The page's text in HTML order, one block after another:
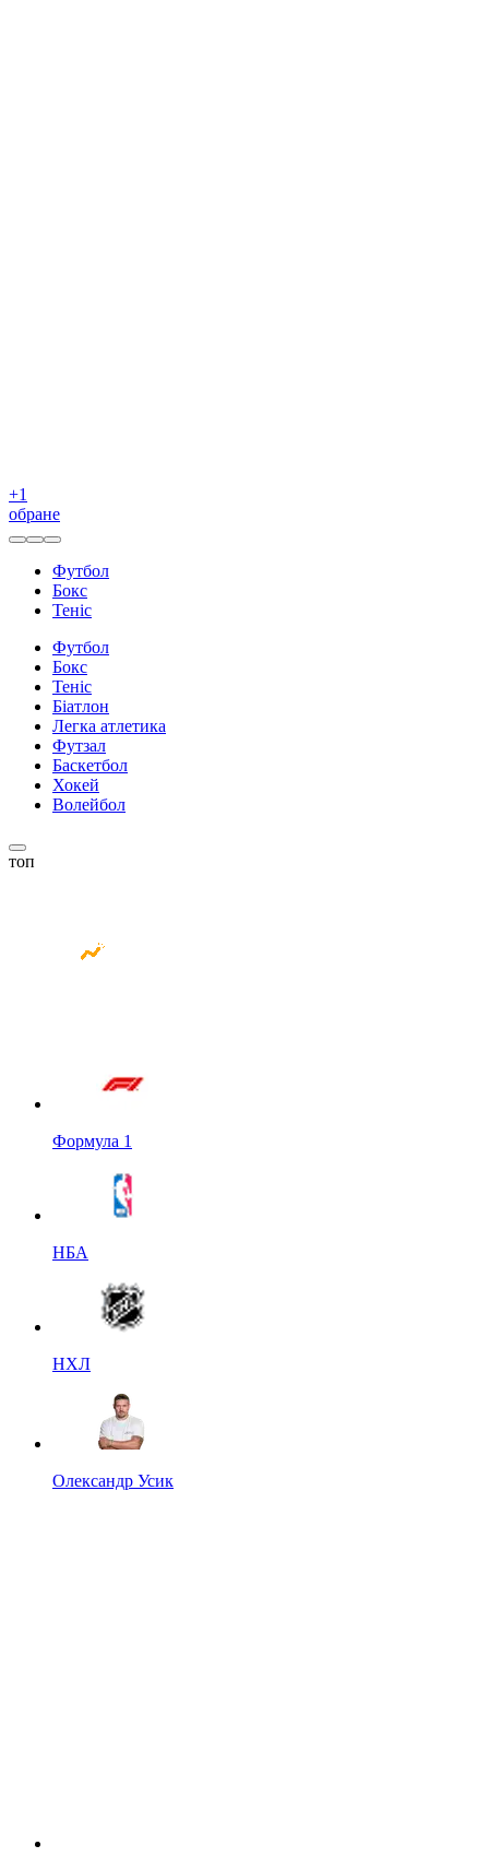
+1
обране
Футбол
Бокс
Теніс
Футбол
Бокс
Теніс
Біатлон
Легка атлетика
Футзал
Баскетбол
Хокей
Волейбол
топ
Формула 1
НБА
НХЛ
Олександр Усик